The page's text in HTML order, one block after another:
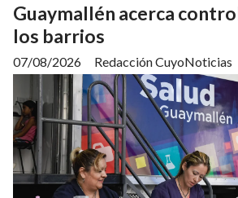
Guaymallén acerca
los barrios
Redacción CuyoNoticias
07/08/2026